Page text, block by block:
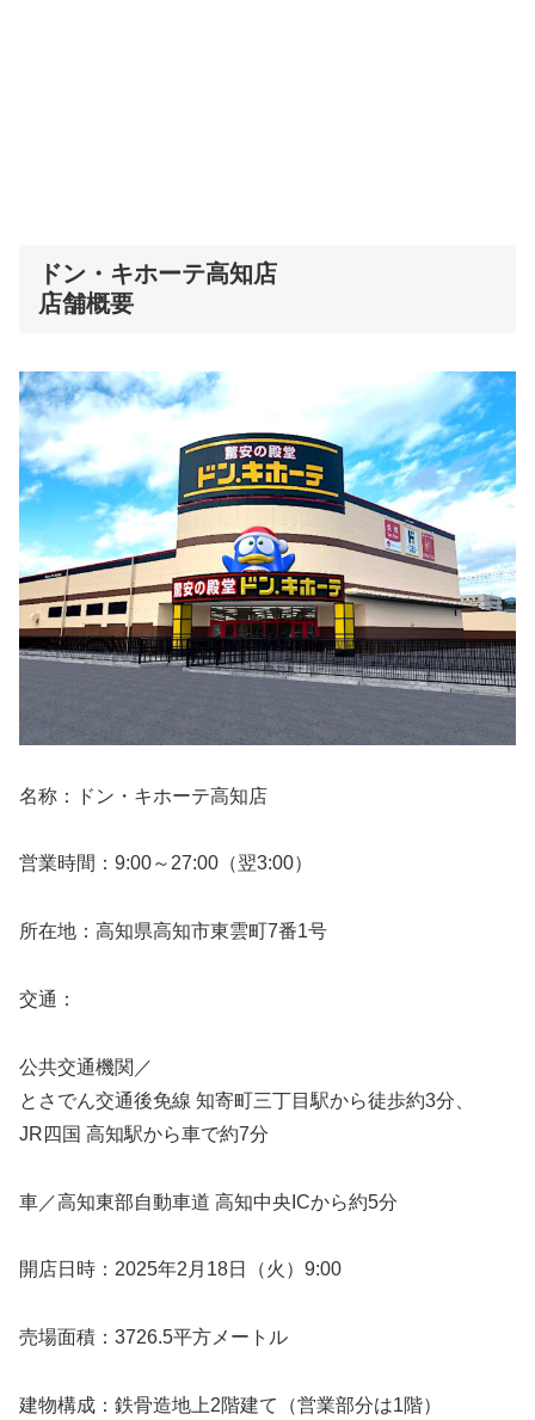
ドン・キホーテ高知店
店舗概要
名称：ドン・キホーテ高知店
営業時間：9:00～27:00（翌3:00）
所在地：高知県高知市東雲町7番1号
交通：
公共交通機関／
とさでん交通後免線 知寄町三丁目駅から徒歩約3分、
JR四国 高知駅から車で約7分
車／高知東部自動車道 高知中央ICから約5分
開店日時：2025年2月18日（火）9:00
売場面積：3726.5平方メートル
建物構成：鉄骨造地上2階建て（営業部分は1階）